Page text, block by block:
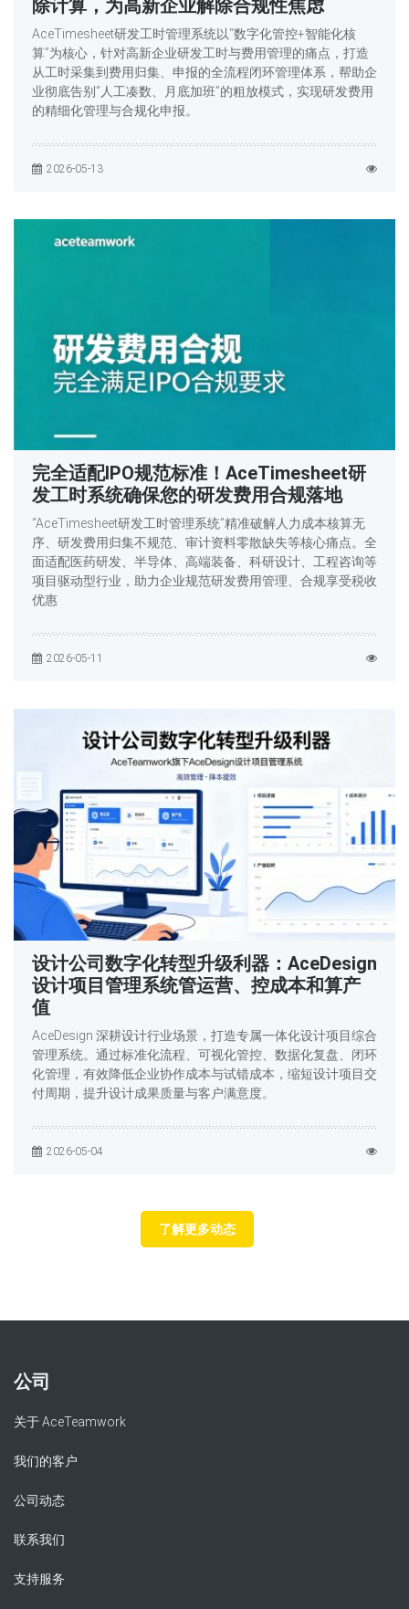
除计算，为高新企业解除合规性焦虑
AceTimesheet研发工时管理系统以“数字化管控+智能化核
算”为核心，针对高新企业研发工时与费用管理的痛点，打造
从工时采集到费用归集、申报的全流程闭环管理体系，帮助企
业彻底告别“人工凑数、月底加班”的粗放模式，实现研发费用
的精细化管理与合规化申报。
2026-05-13
完全适配IPO规范标准！AceTimesheet研
发工时系统确保您的研发费用合规落地
“AceTimesheet研发工时管理系统”精准破解人力成本核算无
序、研发费用归集不规范、审计资料零散缺失等核心痛点。全
面适配医药研发、半导体、高端装备、科研设计、工程咨询等
项目驱动型行业，助力企业规范研发费用管理、合规享受税收
优惠
2026-05-11
设计公司数字化转型升级利器：AceDesign
设计项目管理系统管运营、控成本和算产
值
AceDesign 深耕设计行业场景，打造专属一体化设计项目综合
管理系统。通过标准化流程、可视化管控、数据化复盘、闭环
化管理，有效降低企业协作成本与试错成本，缩短设计项目交
付周期，提升设计成果质量与客户满意度。
2026-05-04
了解更多动态
公司
关于 AceTeamwork
我们的客户
公司动态
联系我们
支持服务